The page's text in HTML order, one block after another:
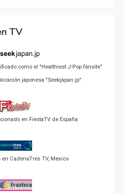
TV
como el "Healthiest J-Pop fansite"
japonesa "Seekjapan.jp".
en FiestaTV de España
CadenaTres TV, Mexico